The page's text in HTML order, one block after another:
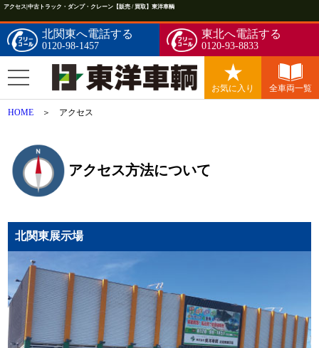
アクセス|中古トラック・ダンプ・クレーン【販売 / 買取】東洋車輌
北関東へ電話する
0120-98-1457
東北へ電話する
0120-93-8833
お気に入り 全車両一覧
HOME ＞ アクセス
アクセス方法について
北関東展示場